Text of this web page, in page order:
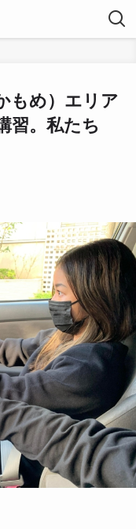
もめ）エリア
習。私たち